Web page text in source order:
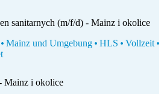
sanitarnych (m/f/d) - Mainz i okolice
Mainz und Umgebung HLS
Vollzeit
Mainz i okolice